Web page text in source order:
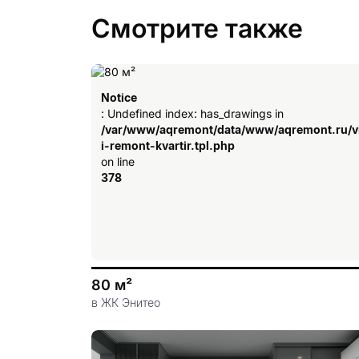
Смотрите также
Notice
: Undefined index: has_drawings in
/var/www/aqremont/data/www/aqremont.ru/
i-remont-kvartir.tpl.php
on line
378
80 м²
в ЖК Энитео